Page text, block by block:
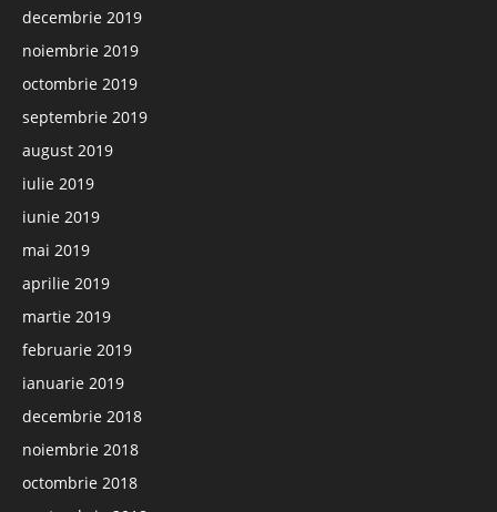
decembrie 2019
noiembrie 2019
octombrie 2019
septembrie 2019
august 2019
iulie 2019
iunie 2019
mai 2019
aprilie 2019
martie 2019
februarie 2019
ianuarie 2019
decembrie 2018
noiembrie 2018
octombrie 2018